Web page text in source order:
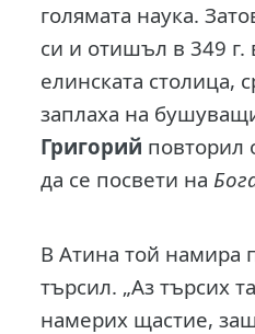
голямата наука.
си и отишъл в 349 г.
елинската столица,
заплаха на
Григорий повторил
да се посвети на
В Атина той намира
търсил. „Аз търсих
намерих щастие,